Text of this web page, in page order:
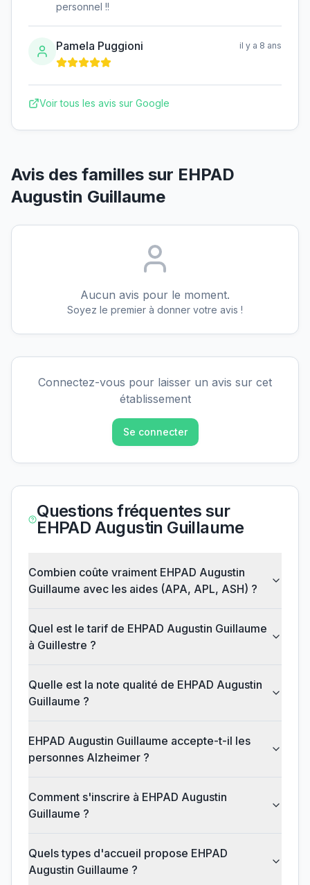
personnel !!
Pamela Puggioni il y a 8 ans
Voir tous les avis sur Google
Avis des familles sur EHPAD
Augustin Guillaume
Aucun avis pour le moment.
Soyez le premier à donner votre avis !
Connectez-vous pour laisser un avis sur cet
établissement
Se connecter
Questions fréquentes sur
EHPAD Augustin Guillaume
Combien coûte vraiment EHPAD Augustin
Guillaume avec les aides (APA, APL, ASH) ?
Quel est le tarif de EHPAD Augustin Guillaume
à Guillestre ?
Quelle est la note qualité de EHPAD Augustin
Guillaume ?
EHPAD Augustin Guillaume accepte-t-il les
personnes Alzheimer ?
Comment s'inscrire à EHPAD Augustin
Guillaume ?
Quels types d'accueil propose EHPAD
Augustin Guillaume ?